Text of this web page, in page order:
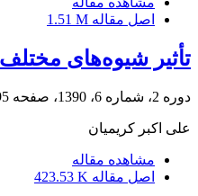
اصل مقاله 1.51 M
تأثیر شیوه‌های
دوره 2، شماره 6، 1390، صفحه
علی اکبر کریمیان
مشاهده مقاله
اصل مقاله 423.53 K